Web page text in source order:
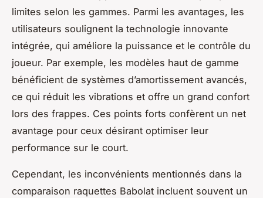
limites selon les gammes. Parmi les avantages, les
utilisateurs soulignent la technologie innovante
intégrée, qui améliore la puissance et le contrôle du
joueur. Par exemple, les modèles haut de gamme
bénéficient de systèmes d’amortissement avancés,
ce qui réduit les vibrations et offre un grand confort
lors des frappes. Ces points forts confèrent un net
avantage pour ceux désirant optimiser leur
performance sur le court.
Cependant, les inconvénients mentionnés dans la
comparaison raquettes Babolat incluent souvent un